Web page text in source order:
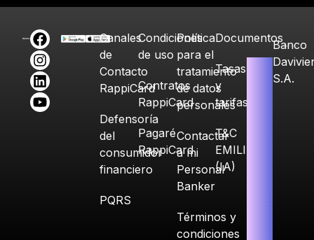
Canales
de
Contacto
RappiCard
Defensoría
del
consumidor
financiero
PQRS
Condiciones
de uso
Contratos
RappiCard
Pagaré
RappiCard
Política
para el
tratamiento
de datos
personales
Contactar
a mi
Personal
Banker
Términos y
condiciones
Documentos
Tasas
y
tarifas
T&C
EMILIA
(IA)
Banco
S.A.